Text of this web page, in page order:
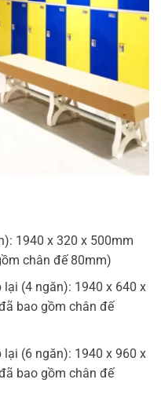
1940 x 320 x 500mm
chân đế 80mm)
(4 ngăn): 1940 x 640 x
bao gồm chân đế
(6 ngăn): 1940 x 960 x
bao gồm chân đế